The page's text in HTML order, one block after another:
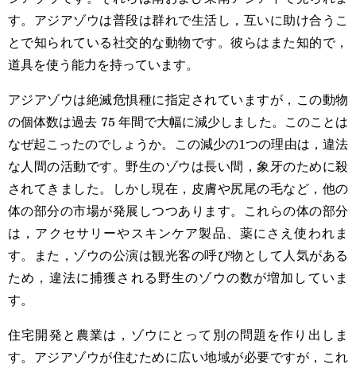
す。アジアゾウは普段は群れで生活し，互いに助け合うこ
とで知られている社交的な動物です。彼らはまた知的で，
道具を使う能力を持っています。
アジアゾウは絶滅危惧種に指定されていますが，この動物
の個体数は過去 75 年間で大幅に減少しました。このことは
なぜ起こったのでしょうか。この減少の1つの理由は，違法
な人間の活動です。野生のゾウは長い間，象牙のために殺
されてきました。しかし現在，皮膚や尻尾の毛など，他の
体の部分の市場が発展しつつあります。これらの体の部分
は，アクセサリーやスキンケア製品、薬にさえ使われま
す。また，ゾウの公演は観光客の呼び物として人気がある
ため，違法に捕獲される野生のゾウの数が増加していま
す。
住宅開発と農業は，ゾウにとって別の問題を作り出しま
す。アジアゾウが住むために広い地域が必要ですが，これ